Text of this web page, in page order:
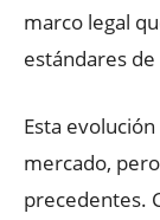
marco legal
estándares
Esta
mercado,
precedentes.